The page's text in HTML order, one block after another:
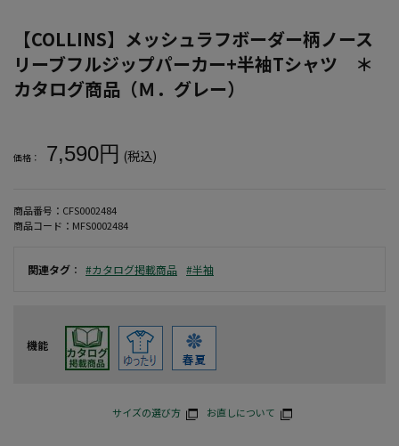
【COLLINS】メッシュラフボーダー柄ノース
リーブフルジップパーカー+半袖Tシャツ ＊
カタログ商品（Ｍ．グレー）
価格： 7,590円 (税込)
商品番号： CFS0002484
商品コード： MFS0002484
関連タグ ： #カタログ掲載商品 #半袖
機能
サイズの選び方 お直しについて